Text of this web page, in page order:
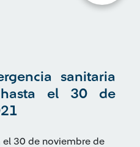
sanitaria
hasta el 30 de
el 30 de noviembre de